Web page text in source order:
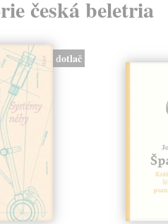
česká beletria
dotlač